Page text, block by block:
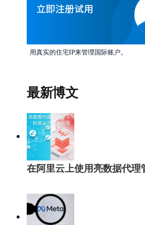
用真实的住宅IP来管理国际账户。
最新博文
在阿里云上使用亮数据代